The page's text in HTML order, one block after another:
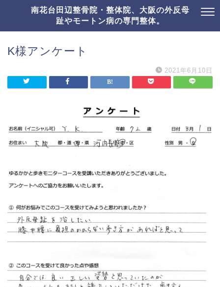
南花台田辺整骨院・整体院、大阪の外反母
趾やモートン病の専門整体。
K様アンケート
2021年6月10日